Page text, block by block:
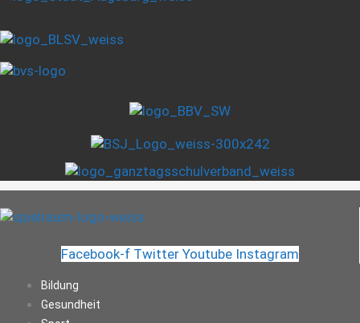
Facebook-f Twitter Youtube Instagram
Bildung
Gesundheit